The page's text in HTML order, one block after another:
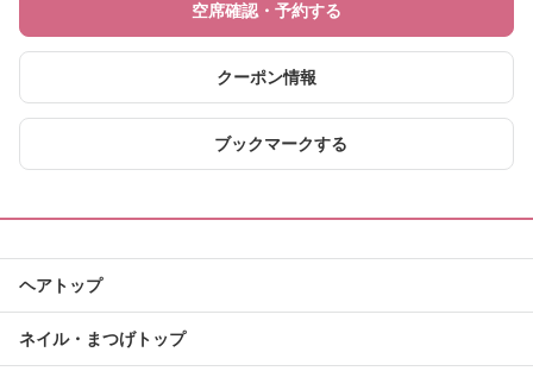
空席確認・予約する
クーポン情報
ブックマークする
ヘアトップ
ネイル・まつげトップ